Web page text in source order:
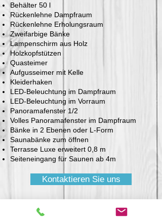
Behälter 50 l
Rückenlehne Dampfraum
Rückenlehne Erholungsraum
Zweifarbige Bänke
Lampenschirm aus Holz
Holzkopfstützen
Quasteimer
Aufgusseimer mit Kelle
Kleiderhaken
LED-Beleuchtung im Dampfraum
LED-Beleuchtung im Vorraum
Panoramafenster 1/2
Volles Panoramafenster im Dampfraum
Bänke in 2 Ebenen oder L-Form
Saunabänke zum öffnen
Terrasse Luxe erweitert 0,8 m
Seiteneingang für Saunen ab 4m
Kontaktieren Sie uns
Angepasst an Ihre individuelle